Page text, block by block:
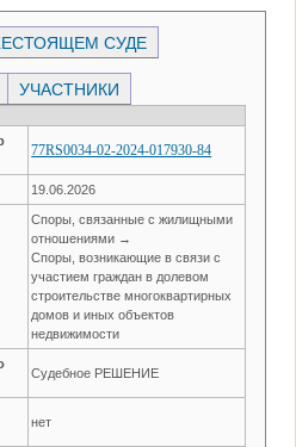
СУДЕ
УЧАСТНИКИ
77RS0034-02-2024-017930-84
19.06.2026
Споры, связанные с жилищными
отношениями →
Споры, возникающие в связи с
участием граждан в долевом
строительстве многоквартирных
домов и иных объектов
недвижимости
Судебное РЕШЕНИЕ
нет